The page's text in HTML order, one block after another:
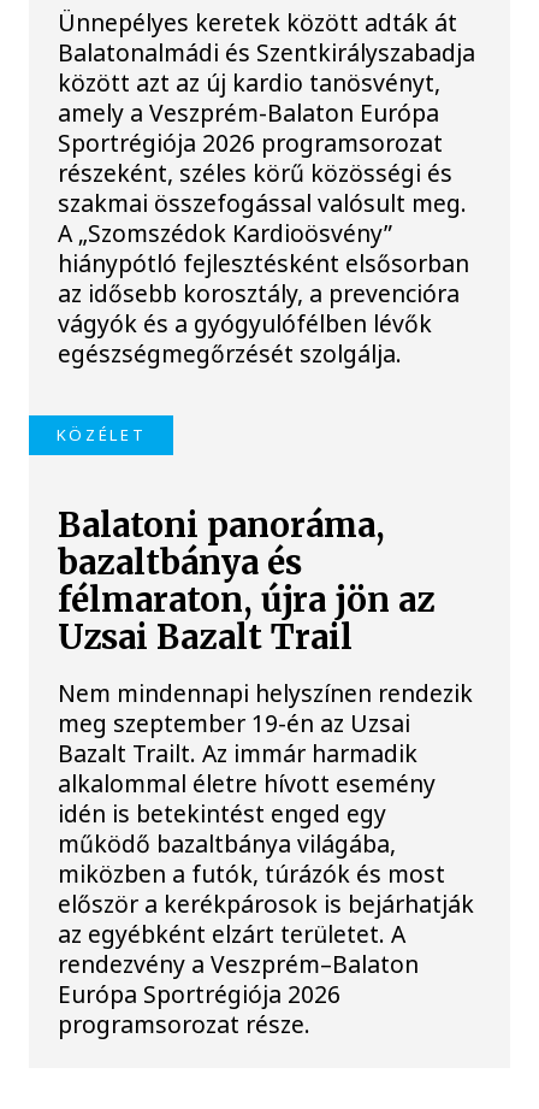
Ünnepélyes keretek között adták át
Balatonalmádi és Szentkirályszabadja
között azt az új kardio tanösvényt,
amely a Veszprém-Balaton Európa
Sportrégiója 2026 programsorozat
részeként, széles körű közösségi és
szakmai összefogással valósult meg.
A „Szomszédok Kardioösvény”
hiánypótló fejlesztésként elsősorban
az idősebb korosztály, a prevencióra
vágyók és a gyógyulófélben lévők
egészségmegőrzését szolgálja.
KÖZÉLET
Balatoni panoráma,
bazaltbánya és
félmaraton, újra jön az
Uzsai Bazalt Trail
Nem mindennapi helyszínen rendezik
meg szeptember 19-én az Uzsai
Bazalt Trailt. Az immár harmadik
alkalommal életre hívott esemény
idén is betekintést enged egy
működő bazaltbánya világába,
miközben a futók, túrázók és most
először a kerékpárosok is bejárhatják
az egyébként elzárt területet. A
rendezvény a Veszprém–Balaton
Európa Sportrégiója 2026
programsorozat része.